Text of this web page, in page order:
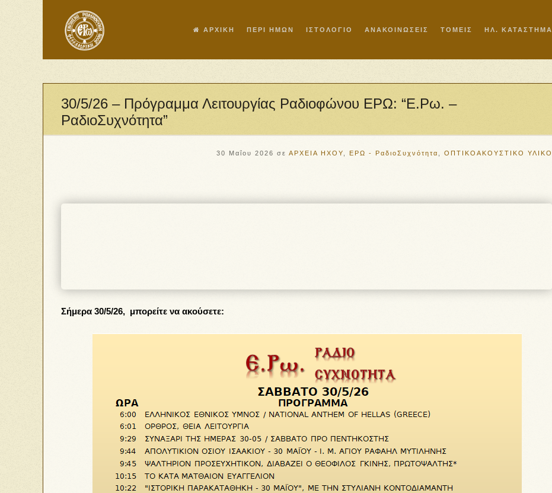
ΑΡΧΙΚΗ ΠΕΡΙ ΗΜΩΝ ΙΣΤΟΛΟΓΙΟ ΑΝΑΚΟΙΝΩΣΕΙΣ ΤΟΜΕΙΣ ΗΛ. ΚΑΤΑΣΤΗΜΑ
30/5/26 – Πρόγραμμα Λειτουργίας Ραδιοφώνου ΕΡΩ: “Ε.Ρω. –
ΡαδιοΣυχνότητα”
30 Μαΐου 2026 σε ΑΡΧΕΙΑ ΗΧΟΥ ΕΡΩ - ΡαδιοΣυχνότητα ΟΠΤΙΚΟΑΚΟΥΣΤΙΚΟ ΥΛΙΚΟ
Σήμερα 30/5/26, μπορείτε να ακούσετε: